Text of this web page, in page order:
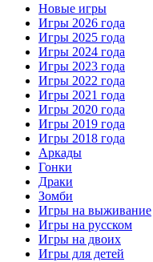
Новые игры
Игры 2026 года
Игры 2025 года
Игры 2024 года
Игры 2023 года
Игры 2022 года
Игры 2021 года
Игры 2020 года
Игры 2019 года
Игры 2018 года
Аркады
Гонки
Драки
Зомби
Игры на выживание
Игры на русском
Игры на двоих
Игры для детей